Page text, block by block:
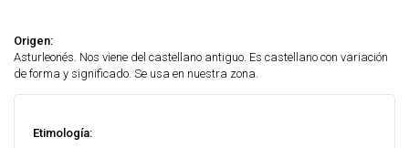
Origen:
Asturleonés. Nos viene del castellano antiguo. Es castellano con variación
de forma y significado. Se usa en nuestra zona.
Etimología: